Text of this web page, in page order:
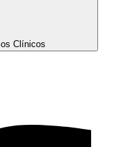
Clínicos